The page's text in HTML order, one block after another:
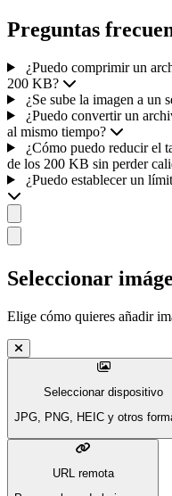
Preguntas
¿Puedo comprimir un
200 KB?
¿Se sube la imagen a un
¿Puedo convertir un
al mismo tiempo?
¿Cómo puedo reducir el
de los 200 KB sin perder
¿Puedo establecer un
Seleccionar
Elige cómo quieres añadir
Seleccionar dispositivo
JPG, PNG, HEIC y otros
URL remota